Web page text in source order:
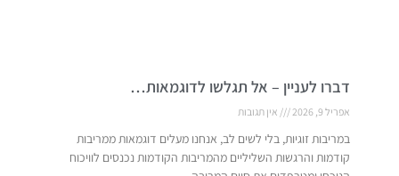
דברו לעניין – אל תגלשו לדוגמאות…
אפריל 9, 2026 אין תגובות
במריבות זוגיות, בלי לשים לב, אנחנו מעלים דוגמאות ממריבות
קודמות והרגשות השליליים מהמריבות הקודמות נכנסים לוויכוח